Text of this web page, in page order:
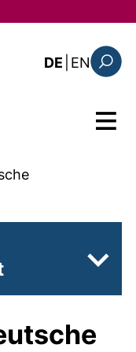
Inhalt
DE EN: the
Menü